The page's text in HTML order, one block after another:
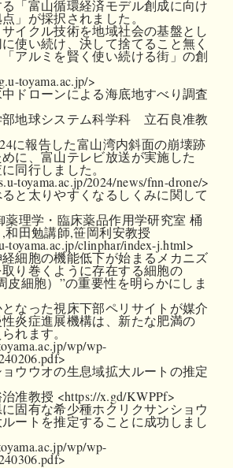
「富山循環経済モデル創成に向け
」が採択されました。
イクル技術を地域社会の基盤とし
使い続け、決して捨てること無く
アルミを賢く使い続ける街」の創
toyama.ac.jp/>
ドローンによる海底地すべり調査
地球システム科学科　立石良准教
に報告した富山湾内斜面の崩壊跡
に、富山テレビ放送が実施した
同行しました。
toyama.ac.jp/2024/news/fnn-drone/>
と太りやすくなるしくみに関して
理学・臨床薬品作用学研究室 桶
和田勉講師,笹岡利安教授
経細胞の機能低下が始まるメカニズ
り巻くように存在する細胞の
細胞）”の重要性を明らかにしま
なった視床下部ペリサイトが媒介
炎症進展機構は、新たな肥満の
れます。
wp/wp-
ウウオの生息域拡大ルートの推定
准教授 <https://x.gd/KWPPf>
に固有な希少種ホクリクサンショウ
ートを推定することに成功しまし
wp/wp-